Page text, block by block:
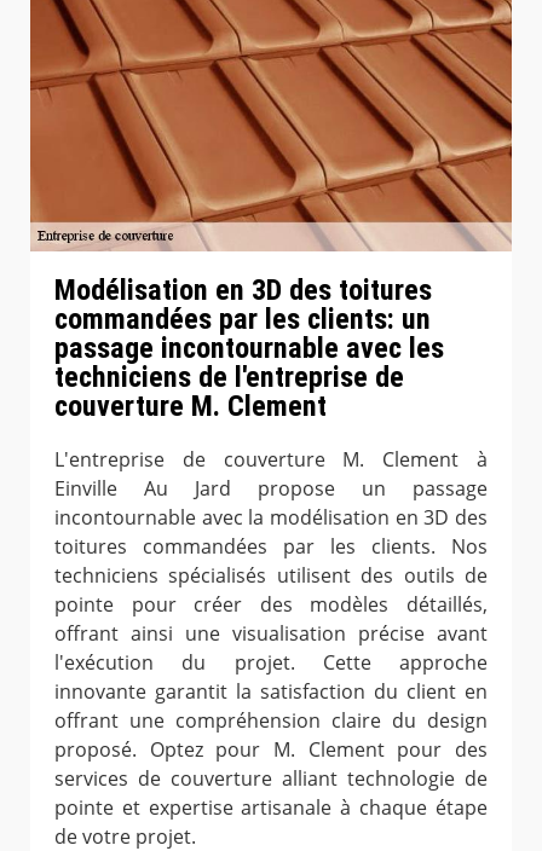
Modélisation en 3D des toitures
commandées par les clients: un
passage incontournable avec les
techniciens de l'entreprise de
couverture M. Clement
L'entreprise de couverture M. Clement à
Einville Au Jard propose un passage
incontournable avec la modélisation en 3D des
toitures commandées par les clients. Nos
techniciens spécialisés utilisent des outils de
pointe pour créer des modèles détaillés,
offrant ainsi une visualisation précise avant
l'exécution du projet. Cette approche
innovante garantit la satisfaction du client en
offrant une compréhension claire du design
proposé. Optez pour M. Clement pour des
services de couverture alliant technologie de
pointe et expertise artisanale à chaque étape
de votre projet.